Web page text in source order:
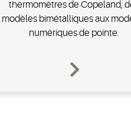
thermomètres de Copeland,
modèles bimétalliques aux
numériques de pointe.